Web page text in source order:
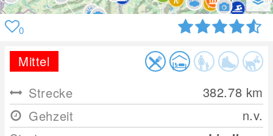
0
Mittel
Strecke
382.78 km
Gehzeit
n.v.